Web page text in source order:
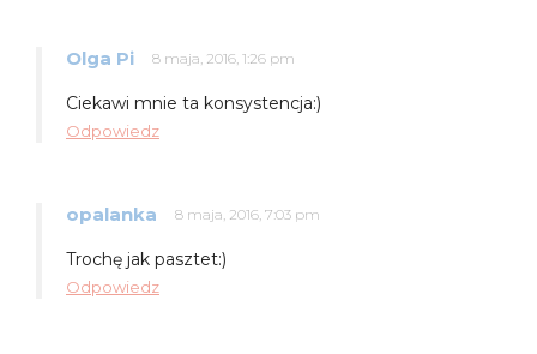
Olga Pi 8 maja, 2016, 1:26 pm
Ciekawi mnie ta konsystencja:)
Odpowiedz
opalanka 8 maja, 2016, 7:03 pm
Trochę jak pasztet:)
Odpowiedz